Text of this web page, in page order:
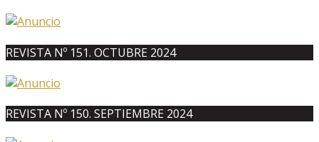
REVISTA Nº 151. OCTUBRE 2024
REVISTA Nº 150. SEPTIEMBRE 2024